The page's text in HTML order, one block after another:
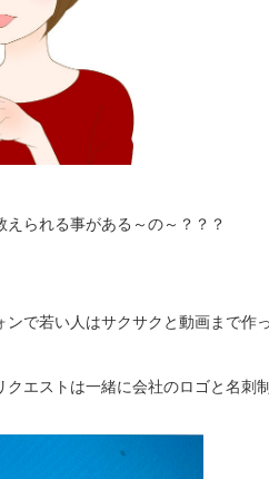
えられる事がある～の～？？？
ンで若い人はサクサクと動画まで作
クエストは一緒に会社のロゴと名刺